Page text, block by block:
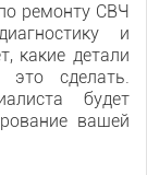
ремонту СВЧ
и
какие детали
сделать.
будет
вашей